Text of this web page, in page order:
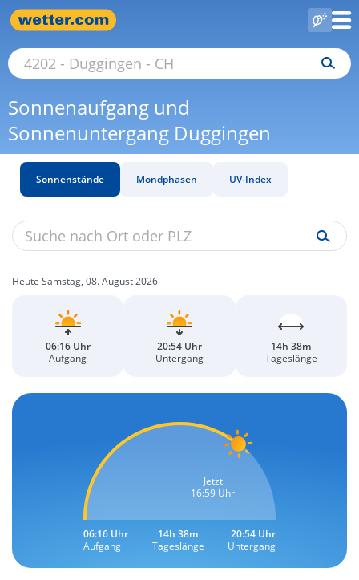
Sonnenaufgang und
Sonnenuntergang Duggingen
Sonnenstände Mondphasen UV-Index
Heute Samstag, 08. August 2026
06:16 Uhr
Aufgang
20:54 Uhr
Untergang
14h 38m
Tageslänge
Jetzt
16:59 Uhr
06:16 Uhr
Aufgang
14h 38m
Tageslänge
20:54 Uhr
Untergang